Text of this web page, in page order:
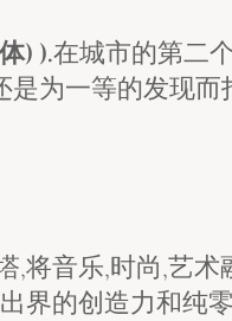
) ).在城市的第二
一等的发现而打
,将音乐,时尚,艺
界的创造力和纯